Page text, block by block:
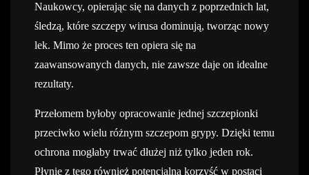
Naukowcy, opierając się na danych z poprzednich lat,
śledzą, które szczepy wirusa dominują, tworząc nowy
lek. Mimo że proces ten opiera się na
zaawansowanych danych, nie zawsze daje on idealne
rezultaty.
Przełomem byłoby opracowanie jednej szczepionki
przeciwko wielu różnym szczepom grypy. Dzięki temu
ochrona mogłaby trwać dłużej niż tylko jeden rok.
Płynie z tego również potencjalna korzyść w postaci